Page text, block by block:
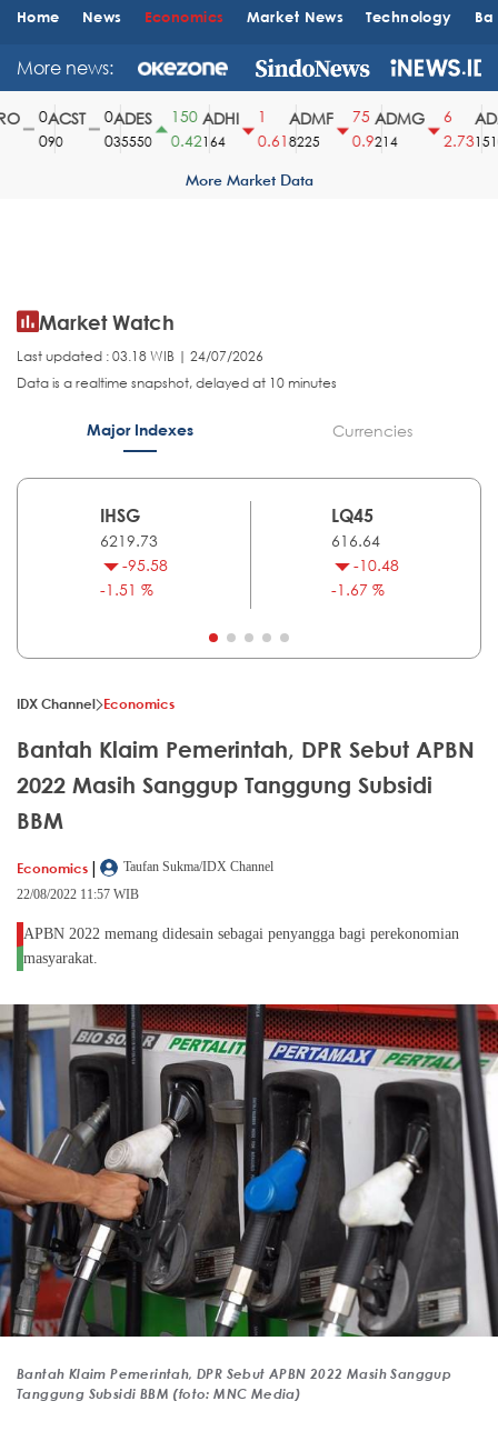
Home News Economics Market News Technology
More news:
ACST
90
ADES
35550
150
0.42
ADHI
164
0.61
ADMF
8225
75
0.9
ADMG
214
2.731510
More Market Data
Market Watch
Last updated : 03.18 WIB | 24/07/2026
Data is a realtime snapshot, delayed at 10 minutes
Major Indexes Currencies
IHSG
6219.73
-95.58
-1.51 %
LQ45
616.64
-10.48
-1.67 %
IDX Channel Economics
Bantah Klaim Pemerintah, DPR Sebut APBN
2022 Masih Sanggup Tanggung Subsidi
BBM
Economics |
Taufan Sukma/IDX Channel
22/08/2022 11:57 WIB
APBN 2022 memang didesain sebagai penyangga bagi perekonomian
masyarakat.
Bantah Klaim Pemerintah, DPR Sebut APBN 2022 Masih Sanggup
Tanggung Subsidi BBM (foto: MNC Media)